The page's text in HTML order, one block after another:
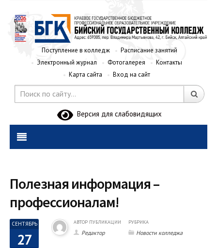
Поступление в колледж
Расписание занятий
Электронный журнал
Фотогалерея
Контакты
Карта сайта
Вход на сайт
Версия для слабовидящих
Полезная информация –
профессионалам!
СЕНТЯБРЬ
27
АВТОР ПУБЛИКАЦИИ
Редактор
РУБРИКА
Новости колледжа